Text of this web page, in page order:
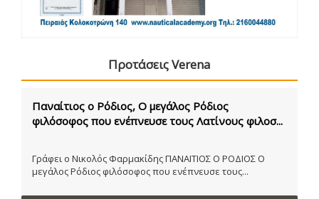
Προτάσεις Verena
Παναίτιος ο Ρόδιος, Ο μεγάλος Ρόδιος
φιλόσοφος που ενέπνευσε τους Λατίνους φιλοσ...
Γράφει ο Νικολός Φαρμακίδης ΠΑΝΑΙΤΙΟΣ Ο ΡΟΔΙΟΣ Ο
μεγάλος Ρόδιος φιλόσοφος που ενέπνευσε τους...